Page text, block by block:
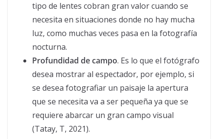
tipo de lentes cobran gran valor cuando se
necesita en situaciones donde no hay mucha
luz, como muchas veces pasa en la fotografía
nocturna.
Profundidad de campo. Es lo que el fotógrafo
desea mostrar al espectador, por ejemplo, si
se desea fotografiar un paisaje la apertura
que se necesita va a ser pequeña ya que se
requiere abarcar un gran campo visual
(Tatay, T, 2021).